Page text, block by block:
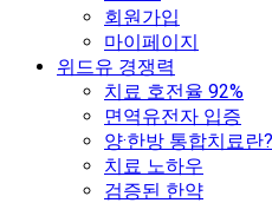
회원가입
마이페이지
위드유 경쟁력
치료 호전율 92%
면역유전자 입증
양·한방 통합치료란?
치료 노하우
검증된 한약